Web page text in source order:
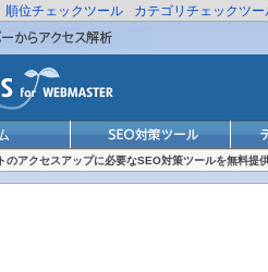
順位チェックツール カテゴリチェックツー
アクセスアップに必要なSEO対策ツールを無料提